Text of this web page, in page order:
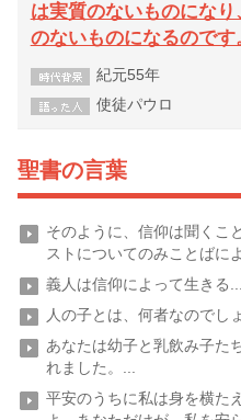
は実質のないものにな
のないものになるのです
紀元55年
使徒パウロ
聖書の言葉
そのように、信仰は聞くこ
ストについてのみことばに
義人は信仰によって生きる...
人の子とは、何者なのでし
あなたは幼子と乳飲み子た
れました。...
平安のうちに私は身を横た